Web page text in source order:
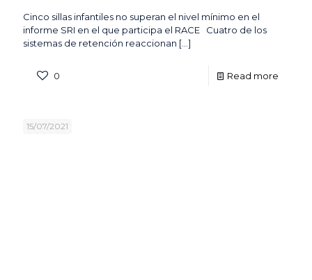
Cinco sillas infantiles no superan el nivel mínimo en el
informe SRI en el que participa el RACE Cuatro de los
sistemas de retención reaccionan […]
0 Read more
15/07/2021